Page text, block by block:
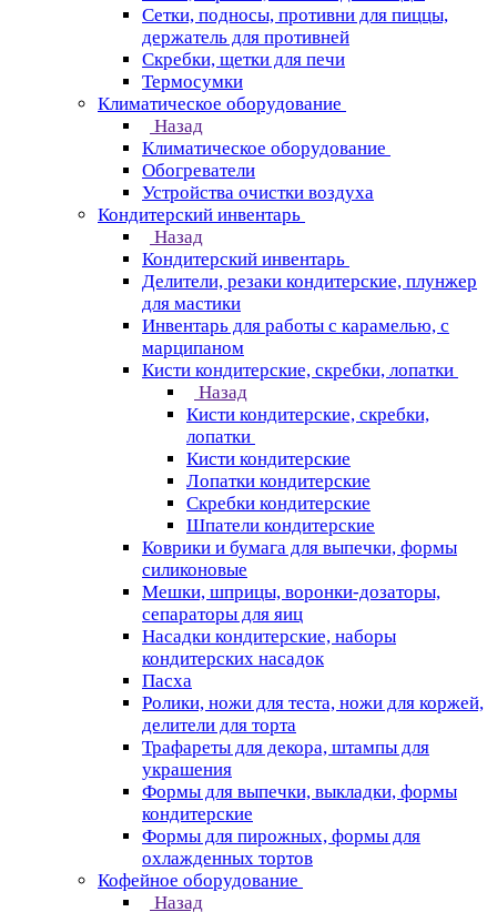
Сетки, подносы, противни для пиццы,
держатель для противней
Скребки, щетки для печи
Термосумки
Климатическое оборудование
Назад
Климатическое оборудование
Обогреватели
Устройства очистки воздуха
Кондитерский инвентарь
Назад
Кондитерский инвентарь
Делители, резаки кондитерские, плунжер
для мастики
Инвентарь для работы с карамелью, с
марципаном
Кисти кондитерские, скребки, лопатки
Назад
Кисти кондитерские, скребки,
лопатки
Кисти кондитерские
Лопатки кондитерские
Скребки кондитерские
Шпатели кондитерские
Коврики и бумага для выпечки, формы
силиконовые
Мешки, шприцы, воронки-дозаторы,
сепараторы для яиц
Насадки кондитерские, наборы
кондитерских насадок
Пасха
Ролики, ножи для теста, ножи для коржей,
делители для торта
Трафареты для декора, штампы для
украшения
Формы для выпечки, выкладки, формы
кондитерские
Формы для пирожных, формы для
охлажденных тортов
Кофейное оборудование
Назад